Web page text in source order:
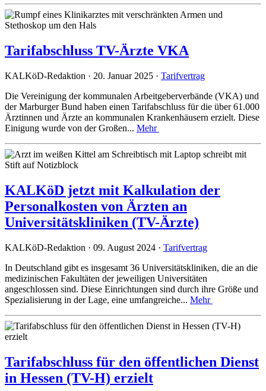
Tarifabschluss TV-Ärzte VKA
KALKöD-Redaktion · 20. Januar 2025 · Tarifvertrag
Die Vereinigung der kommunalen Arbeitgeberverbände (VKA) und
der Marburger Bund haben einen Tarifabschluss für die über 61.000
Ärztinnen und Ärzte an kommunalen Krankenhäusern erzielt. Diese
Einigung wurde von der Großen... Mehr
KALKöD jetzt mit Kalkulation der
Personalkosten von Ärzten an
Universitätskliniken (TV-Ärzte)
KALKöD-Redaktion · 09. August 2024 · Tarifvertrag
In Deutschland gibt es insgesamt 36 Universitätskliniken, die an die
medizinischen Fakultäten der jeweiligen Universitäten
angeschlossen sind. Diese Einrichtungen sind durch ihre Größe und
Spezialisierung in der Lage, eine umfangreiche... Mehr
Tarifabschluss für den öffentlichen Dienst
in Hessen (TV-H) erzielt